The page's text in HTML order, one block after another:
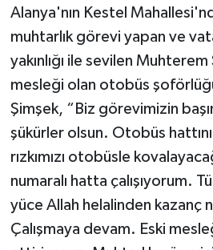
Alanya'nın Kestel
muhtarlık görevi yapan ve
yakınlığı ile sevilen
mesleği olan otobüs
Şimşek, “Biz görevimizin
şükürler olsun. Otobüs
rızkımızı otobüsle
numaralı hatta çalışıyorum.
yüce Allah helalinden kazanç
Çalışmaya devam. Eski